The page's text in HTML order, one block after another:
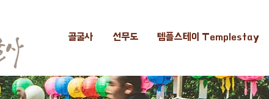
골굴사 선무도 템플스테이 Templestay